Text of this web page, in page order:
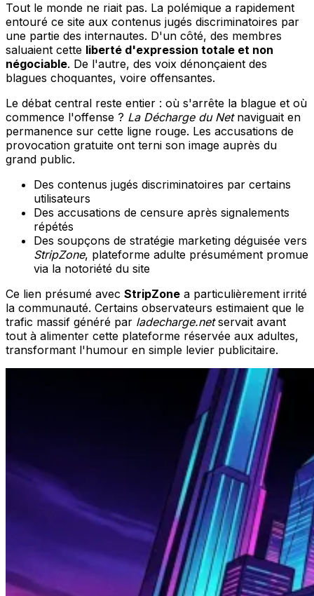
Tout le monde ne riait pas. La polémique a rapidement
entouré ce site aux contenus jugés discriminatoires par
une partie des internautes. D'un côté, des membres
saluaient cette liberté d'expression totale et non
négociable. De l'autre, des voix dénonçaient des
blagues choquantes, voire offensantes.
Le débat central reste entier : où s'arrête la blague et où
commence l'offense ? La Décharge du Netnaviguait en
permanence sur cette ligne rouge. Les accusations de
provocation gratuite ont terni son image auprès du
grand public.
Des contenus jugés discriminatoires par certains
utilisateurs
Des accusations de censure après signalements
répétés
Des soupçons de stratégie marketing déguisée vers
StripZone, plateforme adulte présumément promue
via la notoriété du site
Ce lien présumé avec StripZone a particulièrement irrité
la communauté. Certains observateurs estimaient que le
trafic massif généré par ladecharge.netservait avant
tout à alimenter cette plateforme réservée aux adultes,
transformant l'humour en simple levier publicitaire.